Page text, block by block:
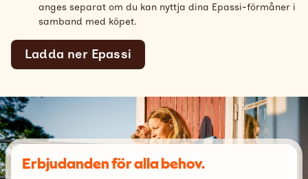
anges separat om du kan nyttja dina Epassi-förmåner i
samband med köpet.
Ladda ner Epassi
Erbjudanden för alla behov.